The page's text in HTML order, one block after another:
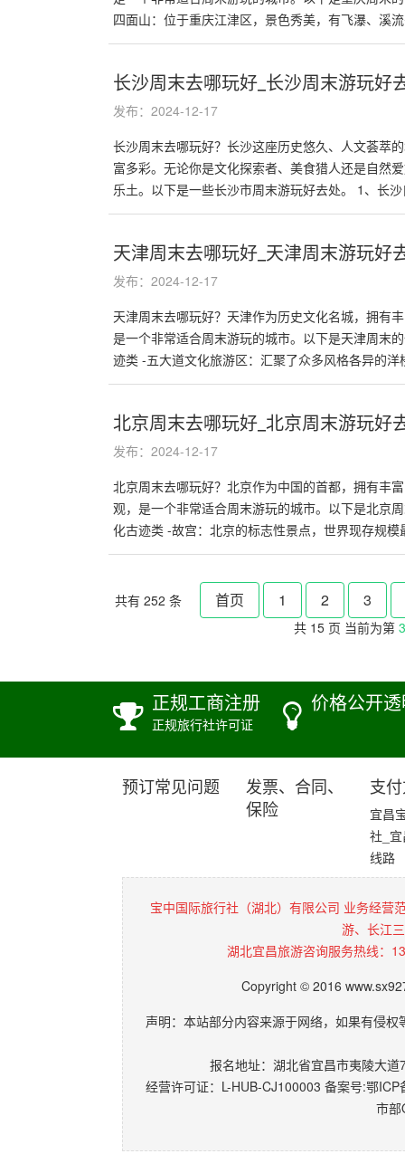
四面山：位于重庆江津区，景色秀美，有飞瀑、溪
长沙周末去哪玩好_长沙周末游玩好
发布：2024-12-17
长沙周末去哪玩好？长沙这座历史悠久、人文荟萃
富多彩。无论你是文化探索者、美食猎人还是自然
乐土。以下是一些长沙市周末游玩好去处。 1、长
天津周末去哪玩好_天津周末游玩好
发布：2024-12-17
天津周末去哪玩好？天津作为历史文化名城，拥有
是一个非常适合周末游玩的城市。以下是天津周末
迹类 -五大道文化旅游区：汇聚了众多风格各异的
北京周末去哪玩好_北京周末游玩好
发布：2024-12-17
北京周末去哪玩好？北京作为中国的首都，拥有丰
观，是一个非常适合周末游玩的城市。以下是北京
化古迹类 -故宫：北京的标志性景点，世界现存规
共有 252 条 首页 1 2 3
共 15 页 当前为第
正规工商注册
正规旅行社许可证
价格公开
预订常见问题
发票、合同、
保险
支
宜昌
社_
线路
宝中国际旅行社（湖北）有限公司 业务经营
游、长江
湖北宜昌旅游咨询服务热线：
Copyright © 2016
声明：本站部分内容来源于网络，如果有侵
报名地址：湖北省宜昌市夷陵大
经营许可证：L-HUB-CJ100003 备案号:鄂ICP
市